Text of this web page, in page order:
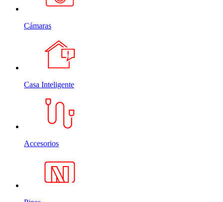
Cámaras
Casa Inteligente
Accesorios